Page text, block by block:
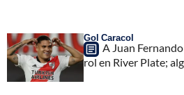
Gol Caracol
A Juan
rol en River Plate;